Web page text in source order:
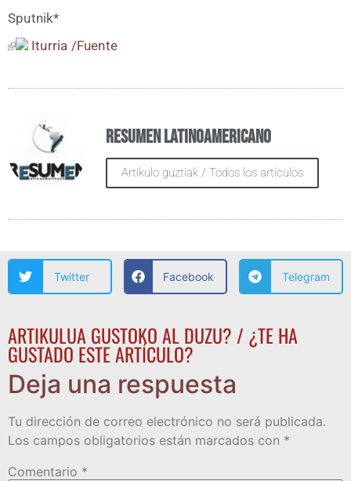
Sput­nik*
Itu­rria /​Fuen­te
Resumen Latinoamericano
Artikulo guztiak / Todos los artículos
Twitter Facebook Telegram
ARTIKULUA GUSTOKO AL DUZU? / ¿TE HA
GUSTADO ESTE ARTÍCULO?
Deja una respuesta
Tu dirección de correo electrónico no será publicada.
Los campos obligatorios están marcados con *
Comentario *